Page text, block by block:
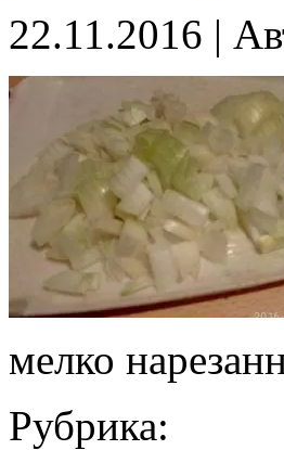
22.11.2016 |
мелко
Рубрика: